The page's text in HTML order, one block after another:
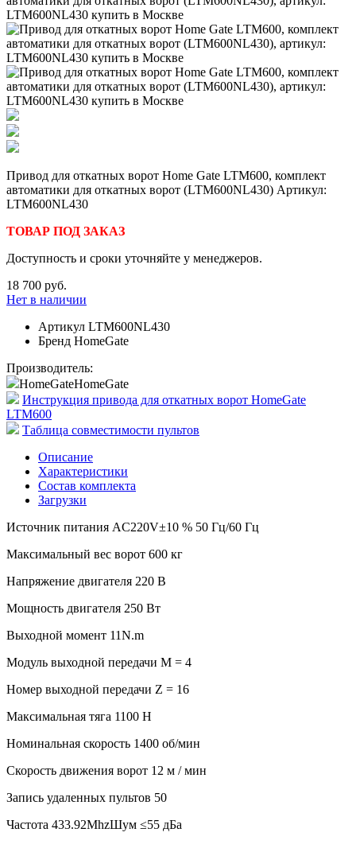
Привод для откатных ворот Home Gate LTM600, комплект
автоматики для откатных ворот (LTM600NL430) Артикул:
LTM600NL430
ТОВАР ПОД ЗАКАЗ
Доступность и сроки уточняйте у менеджеров.
18 700 руб.
Нет в наличии
Артикул LTM600NL430
Бренд HomeGate
Производитель:
HomeGateHomeGate
Инструкция привода для откатных ворот HomeGate
LTM600
Таблица совместимости пультов
Описание
Характеристики
Состав комплекта
Загрузки
Источник питания AC220V±10 % 50 Гц/60 Гц
Максимальный вес ворот 600 кг
Напряжение двигателя 220 В
Мощность двигателя 250 Вт
Выходной момент 11N.m
Модуль выходной передачи M = 4
Номер выходной передачи Z = 16
Максимальная тяга 1100 Н
Номинальная скорость 1400 об/мин
Скорость движения ворот 12 м / мин
Запись удаленных пультов 50
Частота 433.92MhzШум ≤55 дБа